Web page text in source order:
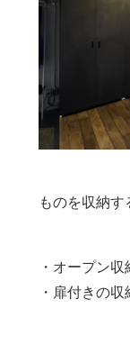
ものを収納す
・オープン
・扉付きの